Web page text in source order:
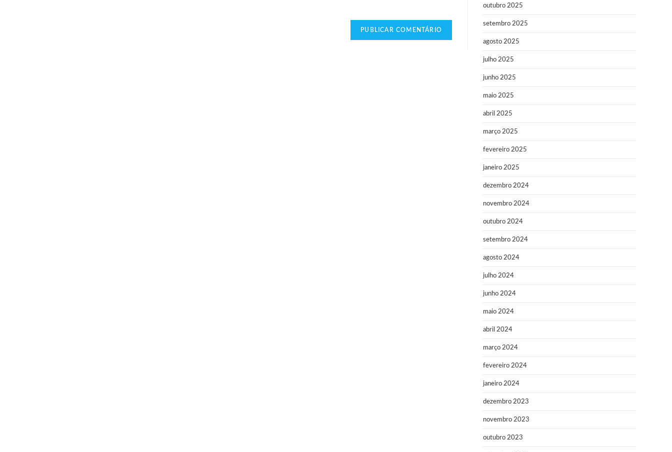
outubro 2025
setembro 2025
agosto 2025
julho 2025
junho 2025
maio 2025
abril 2025
março 2025
fevereiro 2025
janeiro 2025
dezembro 2024
novembro 2024
outubro 2024
setembro 2024
agosto 2024
julho 2024
junho 2024
maio 2024
abril 2024
março 2024
fevereiro 2024
janeiro 2024
dezembro 2023
novembro 2023
outubro 2023